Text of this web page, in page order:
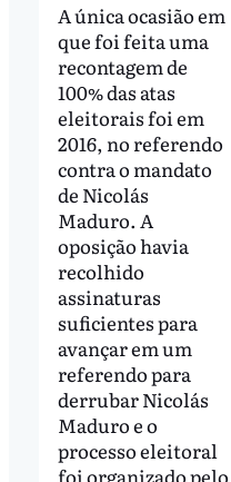
A única ocasião em
que foi feita uma
recontagem de
100% das atas
eleitorais foi em
2016, no referendo
contra o mandato
de Nicolás
Maduro. A
oposição havia
recolhido
assinaturas
suficientes para
avançar em um
referendo para
derrubar Nicolás
Maduro e o
processo eleitoral
foi organizado pelo